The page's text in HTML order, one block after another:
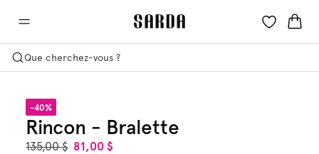
Que cherchez-vous ?
-40%
Rincon - Bralette
135,00 $ 81,00 $